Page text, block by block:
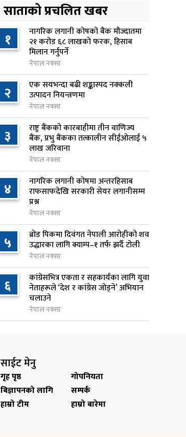
५
प्रतिनिधिसभा बैठक बस्दै , पाँच
विधेयक र प्रतिवेदन प्रस्तुत हुने
१५ घण्टा अघि
६
आज बस्ने भनिएको राष्ट्रिय सभाको
बैठक बुधबारका लागि सर्‍यो
१५ घण्टा अघि
७
वीरगञ्जमा ट्यांकरको सिल खोलेर तेल
निकाल्ने सात जना रंगेहात पक्राउ
१५ घण्टा अघि
८
जन्मसिद्ध नागरिकता कडा बनाउने
ट्रम्पको नयाँ प्रयास, दुई कार्यकारी
आदेश जारी
१६ घण्टा अघि
९
राप्रपाको निर्णय: बागमती प्रदेश
सरकारमा सहभागी नहुने
१६ घण्टा अघि
१०
२५० रुपैयाँको सामान किन्दा
कञ्चनपुरका उपभोक्ताले जिते १०
लाख
साताको प्रचलित खबर
१ नागरिक लगानी कोषको बैंक मौज्दातमा
२१ करोड ६८ लाखको फरक, हिसाब
मिलान गर्नुपर्ने
नेपाल नक्सा
२ एक सयभन्दा बढी शङ्कास्पद नक्कली
उत्पादन नियन्त्रणमा
नेपाल नक्सा
३ राष्ट्र बैंकको कारबाहीमा तीन वाणिज्य
बैंक, प्रभु बैंकका तत्कालीन सीईओलाई ५
लाख जरिवाना
नेपाल नक्सा
४ नागरिक लगानी कोषमा अन्तरहिसाब
राफसाफदेखि सरकारी सेयर लगानीसम्म
प्रश्न
नेपाल नक्सा
५ ब्रोड पिकमा दिवंगत नेपाली आरोहीको शव
उद्धारका लागि क्याम्प–१ तर्फ झर्दै टोली
नेपाल नक्सा
६ कांग्रेसभित्र एकता र सहकार्यका लागि युवा
नेताहरूले ‘देश र कांग्रेस जोड्ने’ अभियान
चलाउने
नेपाल नक्सा
साईट मेनु
गृह पृष्ठ
गोपनियता
बिज्ञापनको लागि
सम्पर्क
हाम्रो टीम
हाम्रो बारेमा